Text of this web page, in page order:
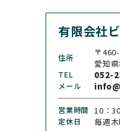
CHANEL
シャネル
CHRISTOPHER
クリストファー・ウォ
CHRONOSWISS
クロノスイス
有限会社
住所
〒
愛知
TEL 052-
メール
営業時間 10：
定休日 毎週